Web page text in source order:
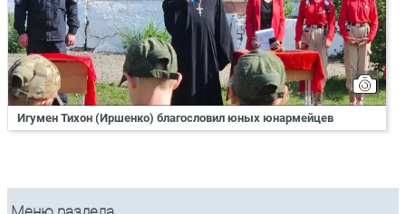
Игумен Тихон (Иршенко) благословил юных юнармейцев